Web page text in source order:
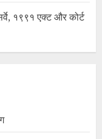
१९९१ एक्ट और कोर्ट